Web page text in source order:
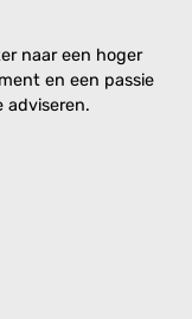
naar een hoger
en een passie
adviseren.